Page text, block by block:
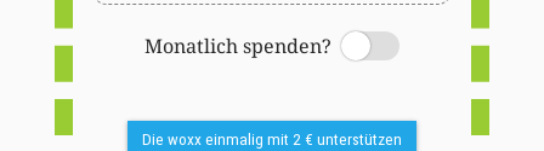
Monatlich spenden?
Switch
Die woxx einmalig mit 2 € unterstützen